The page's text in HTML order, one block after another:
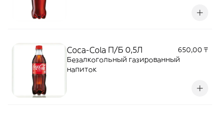
Coca-Cola П/Б 0,5Л
650,00 ₸
Безалкогольный газированный
напиток